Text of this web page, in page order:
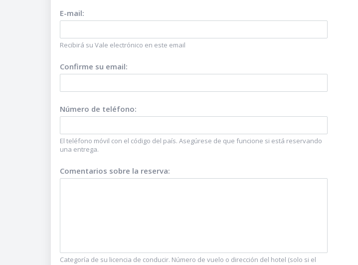
E-mail:
Recibirá su Vale electrónico en este email
Confirme su email:
Número de teléfono:
El teléfono móvil con el código del país. Asegúrese de que funcione si está reservando
una entrega.
Comentarios sobre la reserva:
Categoría de su licencia de conducir. Número de vuelo o dirección del hotel (solo si el